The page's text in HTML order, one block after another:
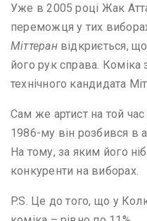
Уже в 2005 році Жак
переможця у тих
Міттеранвідкриється,
його рук справа. Коміка
технічного кандидата
Сам же артист на той час
1986-му він розбився в
На тому, за яким його
конкуренти на виборах.
P.S. Це до того, що у